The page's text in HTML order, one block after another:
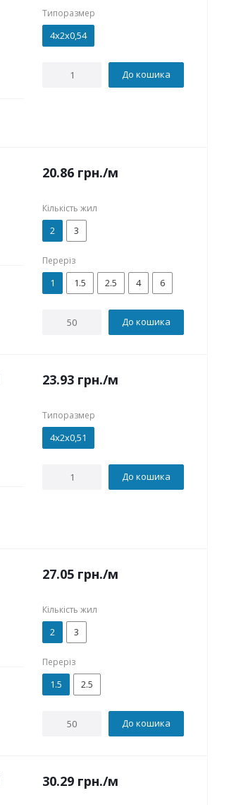
Типоразмер
4х2х0,54
До кошика
20.86 грн./м
Кількість жил
2 3
Переріз
1 1.5 2.5 4 6
До кошика
23.93 грн./м
Типоразмер
4х2х0,51
До кошика
27.05 грн./м
Кількість жил
2 3
Переріз
1.5 2.5
До кошика
30.29 грн./м